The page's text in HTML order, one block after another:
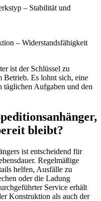
– Stabilität und
– Widerstandsfähigkeit
ist der Schlüssel zu
Betrieb. Es lohnt sich, eine
Aufgaben und den
bleibt?
ist entscheidend für
Regelmäßige
helfen, Ausfälle zu
oder die Ladung
Service erhält
Konstruktion als auch der